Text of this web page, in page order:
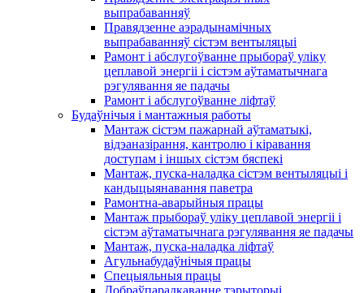
выпрабаванняў
Правядзенне аэрадынамічных
выпрабаванняў сістэм вентыляцыі
Рамонт і абслугоўванне прыбораў уліку
цеплавой энергіі і сістэм аўтаматычнага
рэгулявання яе падачы
Рамонт і абслугоўванне ліфтаў
Будаўнічыя і мантажныя работы
Мантаж сістэм пажарнай аўтаматыкі,
відэаназірання, кантролю і кіравання
доступам і іншых сістэм бяспекі
Мантаж, пуска-наладка сістэм вентыляцыі і
кандыцыянавання паветра
Рамонтна-аварыйныя працы
Мантаж прыбораў уліку цеплавой энергіі і
сістэм аўтаматычнага рэгулявання яе падачы
Мантаж, пуска-наладка ліфтаў
Агульнабудаўнічыя працы
Спецыяльныя працы
Добраўпарадкаванне тэрыторыі